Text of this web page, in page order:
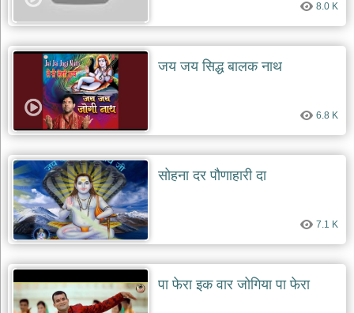
8.0 K
जय जय सिद्ध बालक नाथ
6.8 K
सोहना दर पौणाहारी दा
7.1 K
पा फेरा इक वार जोगिया पा फेरा